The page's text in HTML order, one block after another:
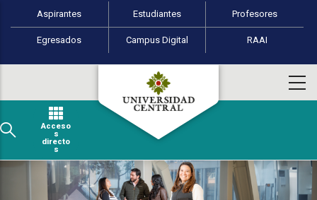
Pasar al contenido principal
Perfiles de usuario
Aspirantes Estudiantes Profesores
Egresados Campus Digital RAAI
Acceso
s
directo
s